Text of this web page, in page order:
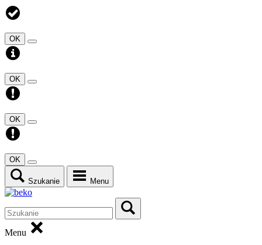
OK
OK
OK
OK
Szukanie Menu
Menu